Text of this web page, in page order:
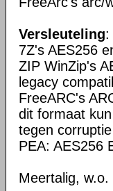
Versleuteling:
7Z's AES256
ZIP WinZip's
legacy
FreeARC's
dit formaat
tegen corruptie
PEA: AES256
Meertalig,